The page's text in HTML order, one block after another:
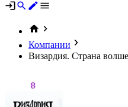
Компании
Визардия. Страна